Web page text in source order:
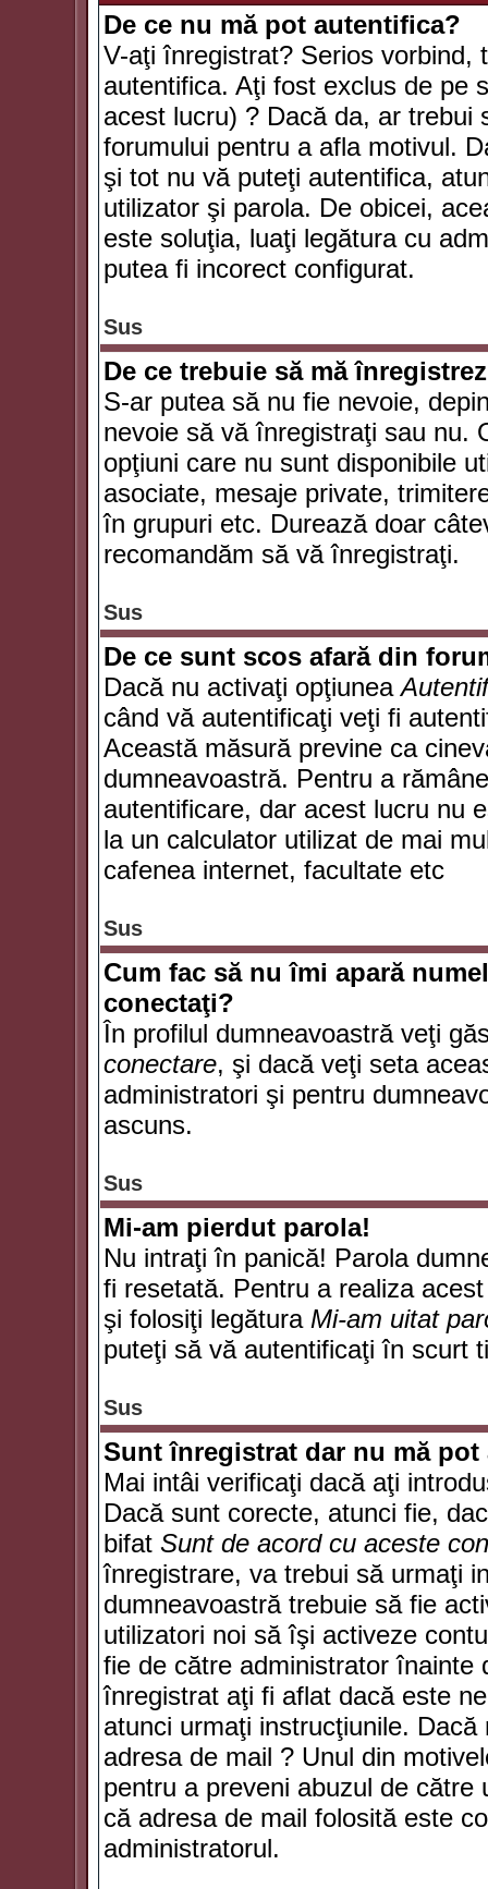
De ce nu mă pot autentifica?
V-aţi înregistrat? Serios vorbind,
autentifica. Aţi fost exclus de pe
acest lucru) ? Dacă da, ar trebui
forumului pentru a afla motivul.
şi tot nu vă puteţi autentifica,
utilizator şi parola. De obicei,
este soluţia, luaţi legătura cu
putea fi incorect configurat.
Sus
De ce trebuie să mă
S-ar putea să nu fie nevoie,
nevoie să vă înregistraţi sau nu.
opţiuni care nu sunt disponibile
asociate, mesaje private,
în grupuri etc. Durează doar
recomandăm să vă înregistraţi.
Sus
De ce sunt scos afară din
Dacă nu activaţi opţiunea
când vă autentificaţi veţi fi
Această măsură previne ca
dumneavoastră. Pentru a
autentificare, dar acest lucru nu
la un calculator utilizat de mai
cafenea internet, facultate etc
Sus
Cum fac să nu îmi apară
conectaţi?
În profilul dumneavoastră veţi
conectare, şi dacă veţi seta
administratori şi pentru
ascuns.
Sus
Mi-am pierdut parola!
Nu intraţi în panică! Parola
fi resetată. Pentru a realiza
şi folosiţi legătura Mi-am uitat
puteţi să vă autentificaţi în scurt
Sus
Sunt înregistrat dar nu mă
Mai intâi verificaţi dacă aţi
Dacă sunt corecte, atunci fie,
bifat Sunt de acord cu aceste
înregistrare, va trebui să urmaţi
dumneavoastră trebuie să fie
utilizatori noi să îşi activeze
fie de către administrator înainte
înregistrat aţi fi aflat dacă este
atunci urmaţi instrucţiunile.
adresa de mail ? Unul din
pentru a preveni abuzul de către
că adresa de mail folosită este
administratorul.